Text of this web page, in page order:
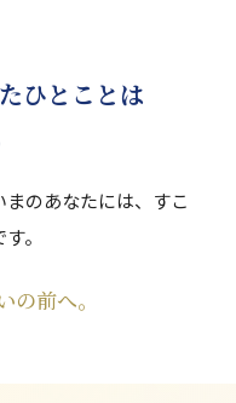
ひとことは
のあなたには、すこ
。
前へ。